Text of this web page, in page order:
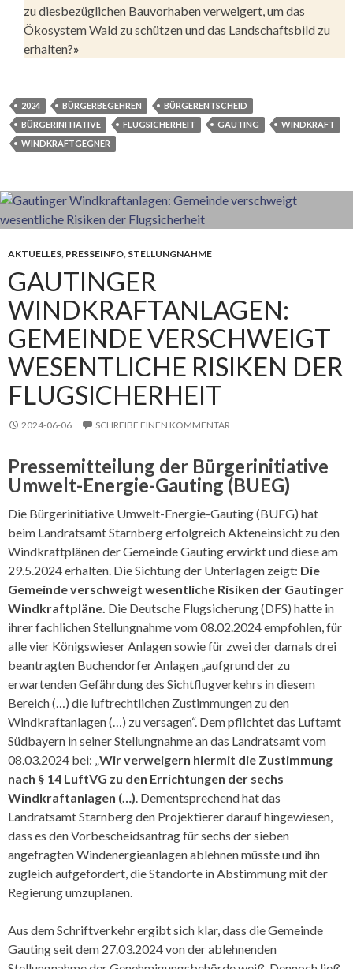
zu diesbezüglichen Bauvorhaben verweigert, um das
Ökosystem Wald zu schützen und das Landschaftsbild zu
erhalten?»
2024 BÜRGERBEGEHREN
BÜRGERENTSCHEID
BÜRGERINITIATIVE
FLUGSICHERHEIT GAUTING
WINDKRAFT
WINDKRAFTGEGNER
AKTUELLES PRESSEINFO STELLUNGNAHME
GAUTINGER
WINDKRAFTANLAGEN:
GEMEINDE VERSCHWEIGT
WESENTLICHE RISIKEN DER
FLUGSICHERHEIT
2024-06-06 SCHREIBE EINEN KOMMENTAR
Pressemitteilung der Bürgerinitiative
Umwelt-Energie-Gauting (BUEG)
Die Bürgerinitiative Umwelt-Energie-Gauting (BUEG) hat
beim Landratsamt Starnberg erfolgreich Akteneinsicht zu den
Windkraftplänen der Gemeinde Gauting erwirkt und diese am
29.5.2024 erhalten. Die Sichtung der Unterlagen zeigt: Die
Gemeinde verschweigt wesentliche Risiken der Gautinger
Windkraftpläne. Die Deutsche Flugsicherung (DFS) hatte in
ihrer fachlichen Stellungnahme vom 08.02.2024 empfohlen, für
alle vier Königswieser Anlagen sowie für zwei der damals drei
beantragten Buchendorfer Anlagen „aufgrund der zu
erwartenden Gefährdung des Sichtflugverkehrs in diesem
Bereich (…) die luftrechtlichen Zustimmungen zu den
Windkraftanlagen (…) zu versagen“. Dem pflichtet das Luftamt
Südbayern in seiner Stellungnahme an das Landratsamt vom
08.03.2024 bei: „Wir verweigern hiermit die Zustimmung
nach § 14 LuftVG zu den Errichtungen der sechs
Windkraftanlagen (…). Dementsprechend hat das
Landratsamt Starnberg den Projektierer darauf hingewiesen,
dass es den Vorbescheidsantrag für sechs der sieben
angefragten Windenergieanlagen ablehnen müsste und ihn
zugleich aufgefordert, die Standorte in Abstimmung mit der
Regierung umzuplanen.
Aus dem Schriftverkehr ergibt sich klar, dass die Gemeinde
Gauting seit dem 27.03.2024 von der ablehnenden